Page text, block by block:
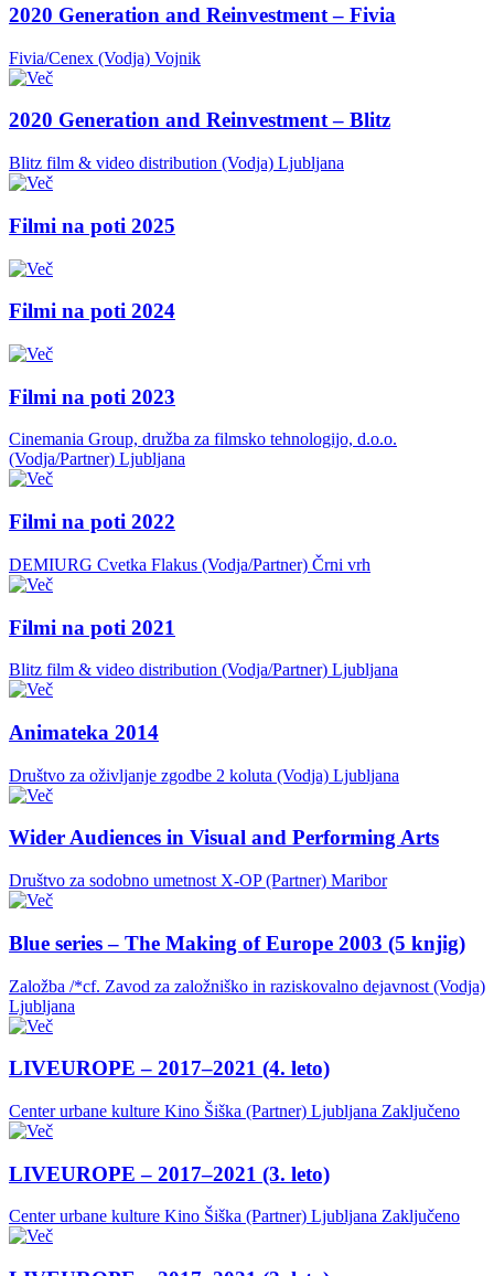
2020 Generation and Reinvestment – Fivia
Fivia/Cenex (Vodja) Vojnik
2020 Generation and Reinvestment – Blitz
Blitz film & video distribution (Vodja) Ljubljana
Filmi na poti 2025
Filmi na poti 2024
Filmi na poti 2023
Cinemania Group, družba za filmsko tehnologijo, d.o.o.
(Vodja/Partner) Ljubljana
Filmi na poti 2022
DEMIURG Cvetka Flakus (Vodja/Partner) Črni vrh
Filmi na poti 2021
Blitz film & video distribution (Vodja/Partner) Ljubljana
Animateka 2014
Društvo za oživljanje zgodbe 2 koluta (Vodja) Ljubljana
Wider Audiences in Visual and Performing Arts
Društvo za sodobno umetnost X-OP (Partner) Maribor
Blue series – The Making of Europe 2003 (5 knjig)
Založba /*cf. Zavod za založniško in raziskovalno dejavnost (Vodja)
Ljubljana
LIVEUROPE – 2017–2021 (4. leto)
Center urbane kulture Kino Šiška (Partner) Ljubljana Zaključeno
LIVEUROPE – 2017–2021 (3. leto)
Center urbane kulture Kino Šiška (Partner) Ljubljana Zaključeno